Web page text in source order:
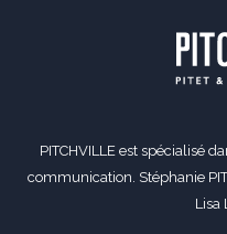
PITCHVILLE est spécialisé
communication. Stéphanie
Lisa